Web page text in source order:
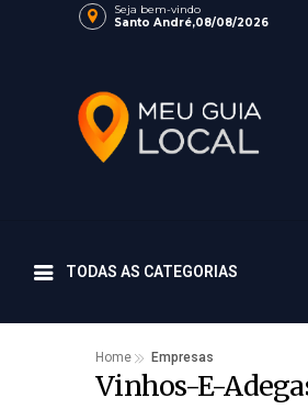
Seja bem-vindo
Santo André,08/08/2026
TODAS AS CATEGORIAS
Home Empresas
Vinhos-E-